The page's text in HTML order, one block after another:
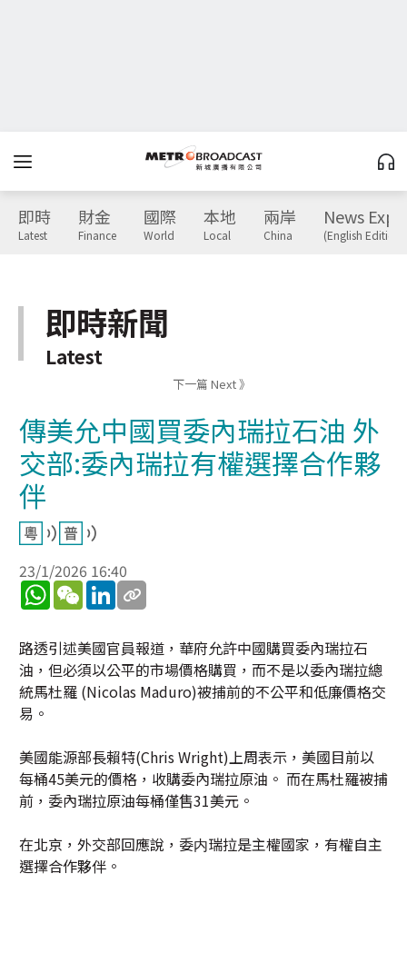
即時
Latest
財金
Finance
國際
World
本地
Local
兩岸
China
News
(English Edition)
即時新聞
Latest
下一篇 Next 》
傳美允中國買委內瑞拉石油 外
交部:委內瑞拉有權選擇合作夥
伴
23/1/2026 16:40
WhatsApp
WeChatLinkedIn
路透引述美國官員報道，華府允許中國購買委內瑞拉石
油，但必須以公平的市場價格購買，而不是以委內瑞拉總
統馬杜羅 (Nicolas Maduro)被捕前的不公平和低廉價格交
易。
美國能源部長賴特(Chris Wright)上周表示，美國目前以
每桶45美元的價格，收購委內瑞拉原油。 而在馬杜羅被捕
前，委內瑞拉原油每桶僅售31美元。
在北京，外交部回應說，委内瑞拉是主權國家，有權自主
選擇合作夥伴。